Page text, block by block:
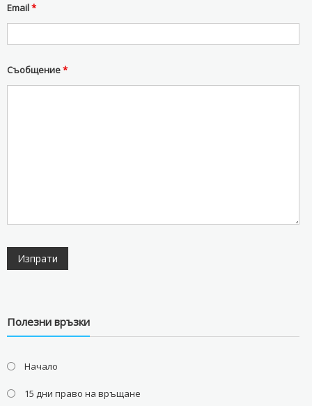
Email*
Съобщение*
Полезни връзки
Начало
15 дни право на връщане